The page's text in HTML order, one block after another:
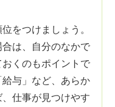
をつけましょう。
は、自分のなかで
くのもポイントで
与」など、あらか
仕事が見つけやす